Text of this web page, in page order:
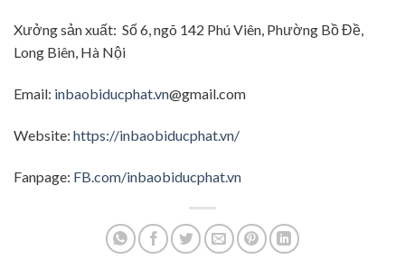
Xưởng sản xuất: Số 6, ngõ 142 Phú Viên, Phường Bồ Đề,
Long Biên, Hà Nội
Email: inbaobiducphat.vn@gmail.com
Website: https://inbaobiducphat.vn/
Fanpage: FB.com/inbaobiducphat.vn